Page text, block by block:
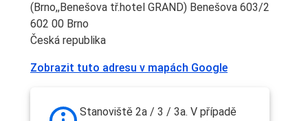
(Brno,,Benešova tř.hotel GRAND) Benešova 603/2
602 00 Brno
Česká republika
Zobrazit tuto adresu v mapách Google
Stanoviště 2a / 3 / 3a. V případě